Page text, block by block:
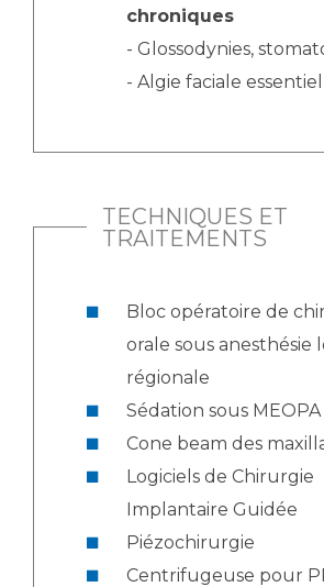
chroniques
- Glossodynies,
- Algie faciale
TECHNIQUES ET
TRAITEMENTS
Bloc opératoire de
orale sous anesthésie
régionale
Sédation sous MEOPA
Cone beam des
Logiciels de Chirurgie
Implantaire Guidée
Piézochirurgie
Centrifugeuse pour